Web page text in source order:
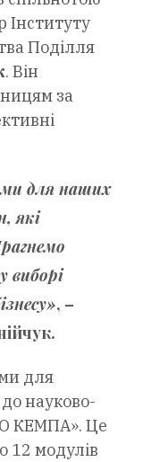
Інституту
Поділля
. Він
за
для наших
які
виборі
, –
для
науково-
КЕМПА». Це
12 модулів